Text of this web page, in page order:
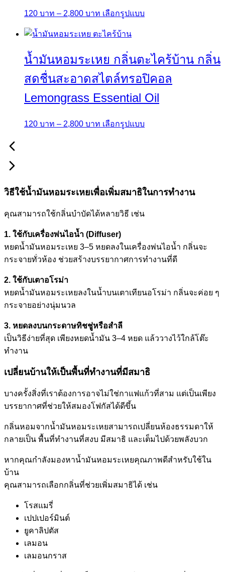
chosen
product
page
120 บาท – 2,800 บาท Price
120 บาท
through
2,800 บาท
เลือกรูปแบบ
variants.
The
may
chosen
น้ำมันหอมระเหย กลิ่นตะไคร้บ้าน กลิ่น
สดชื่นสะอาดสไตล์ทรอปิคอล
Lemongrass Essential Oil
120 บาท – 2,800 บาท Price
เลือกรูปแบบ
The
on
the
page
วิธีใช้น้ำมันหอมระเหยเพื่อเพิ่มสมาธิในการทำงาน
คุณสามารถใช้กลิ่นบำบัดได้หลายวิธี เช่น
1. ใช้กับเครื่องพ่นไอน้ำ (Diffuser)
หยดน้ำมันหอมระเหย 3–5 หยดลงในเครื่องพ่นไอน้ำ กลิ่นจะ
กระจายทั่วห้อง ช่วยสร้างบรรยากาศการทำงานที่ดี
2. ใช้กับเตาอโรม่า
หยดน้ำมันหอมระเหยลงในน้ำบนเตาเทียนอโรม่า กลิ่นจะค่อย ๆ
กระจายอย่างนุ่มนวล
3. หยดลงบนกระดาษทิชชู่หรือสำลี
เป็นวิธีง่ายที่สุด เพียงหยดน้ำมัน 3–4 หยด แล้ววางไว้ใกล้โต๊ะ
ทำงาน
เปลี่ยนบ้านให้เป็นพื้นที่ทำงานที่มีสมาธิ
บางครั้งสิ่งที่เราต้องการอาจไม่ใช่กาแฟแก้วที่สาม แต่เป็นเพียง
บรรยากาศที่ช่วยให้สมองโฟกัสได้ดีขึ้น
กลิ่นหอมจากน้ำมันหอมระเหยสามารถเปลี่ยนห้องธรรมดาให้
กลายเป็น พื้นที่ทำงานที่สงบ มีสมาธิ และเต็มไปด้วยพลังบวก
หากคุณกำลังมองหาน้ำมันหอมระเหยคุณภาพดีสำหรับใช้ใน
บ้าน
คุณสามารถเลือกกลิ่นที่ช่วยเพิ่มสมาธิได้ เช่น
โรสแมรี่
เปปเปอร์มินต์
ยูคาลิปตัส
เลมอน
เลมอนกราส